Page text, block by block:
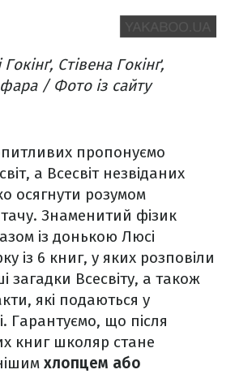
Стівена Гокінґ,
/ Фото із сайту
пропонуємо
а Всесвіт незвіданих
осягнути розумом
Знаменитий фізик
із донькою Люсі
із 6 книг, у яких розповіли
загадки Всесвіту, а також
які подаються у
Гарантуємо, що після
книг школяр стане
хлопцем або